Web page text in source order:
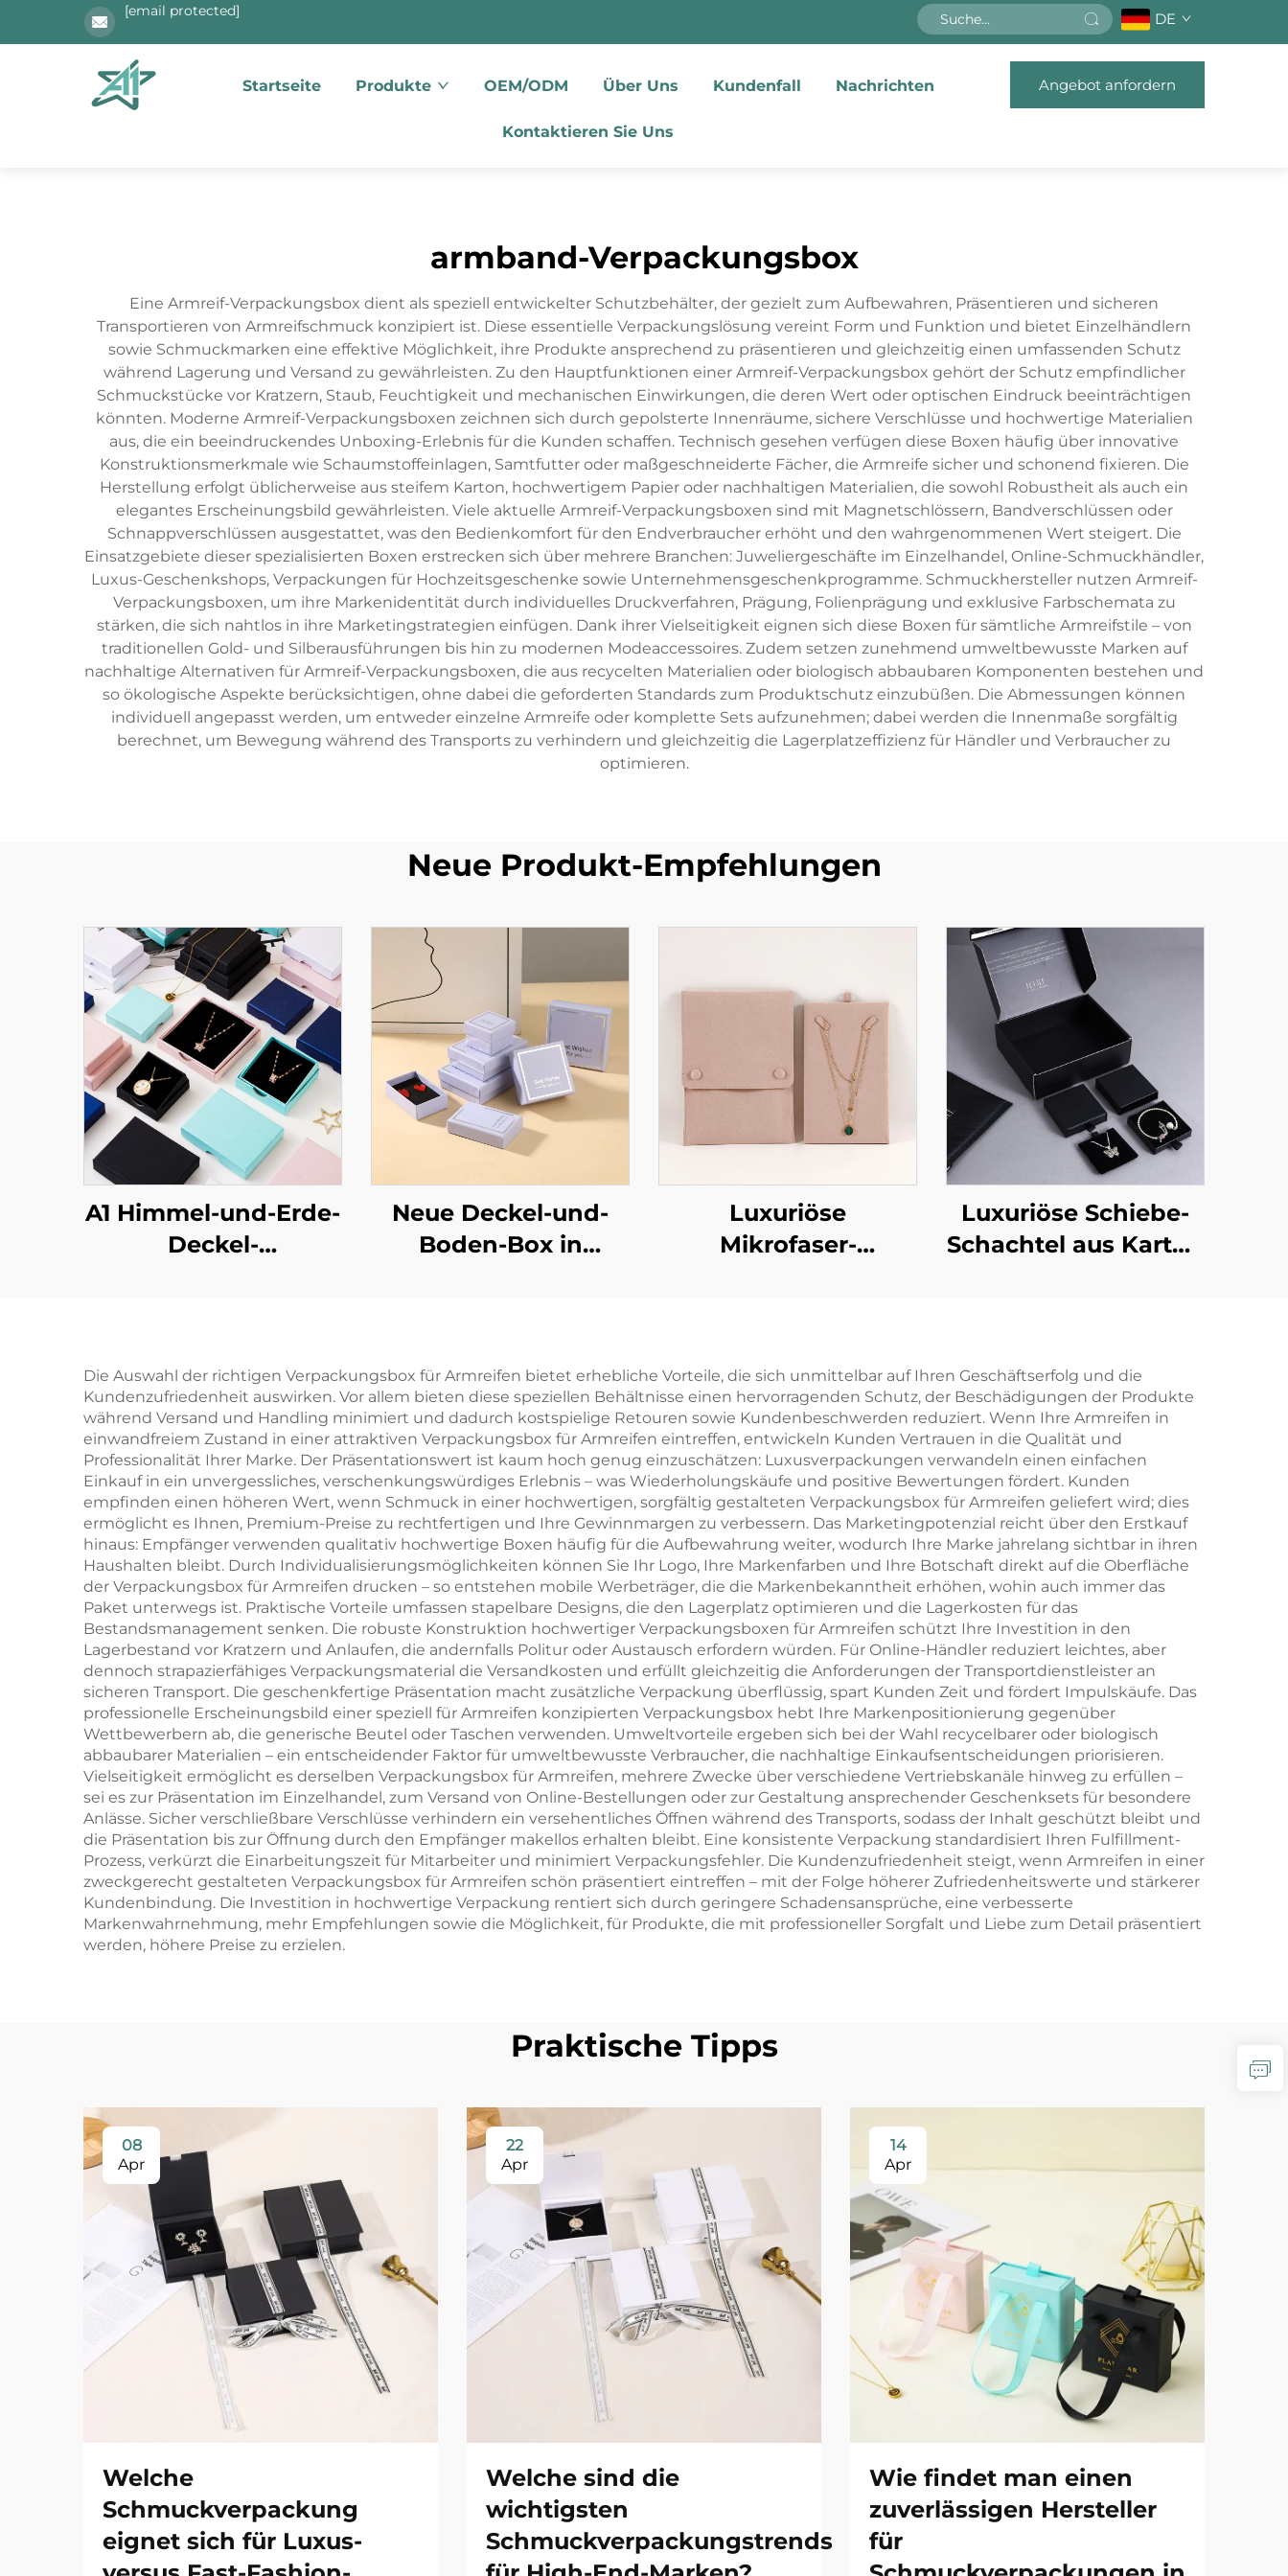
[email protected] DE
Startseite Produkte OEM/ODM Über Uns Kundenfall Nachrichten
Kontaktieren Sie Uns
Angebot anfordern
armband-Verpackungsbox
Eine Armreif-Verpackungsbox dient als speziell entwickelter Schutzbehälter, der gezielt zum Aufbewahren, Präsentieren und sicheren
Transportieren von Armreifschmuck konzipiert ist. Diese essentielle Verpackungslösung vereint Form und Funktion und bietet Einzelhändlern
sowie Schmuckmarken eine effektive Möglichkeit, ihre Produkte ansprechend zu präsentieren und gleichzeitig einen umfassenden Schutz
während Lagerung und Versand zu gewährleisten. Zu den Hauptfunktionen einer Armreif-Verpackungsbox gehört der Schutz empfindlicher
Schmuckstücke vor Kratzern, Staub, Feuchtigkeit und mechanischen Einwirkungen, die deren Wert oder optischen Eindruck beeinträchtigen
könnten. Moderne Armreif-Verpackungsboxen zeichnen sich durch gepolsterte Innenräume, sichere Verschlüsse und hochwertige Materialien
aus, die ein beeindruckendes Unboxing-Erlebnis für die Kunden schaffen. Technisch gesehen verfügen diese Boxen häufig über innovative
Konstruktionsmerkmale wie Schaumstoffeinlagen, Samtfutter oder maßgeschneiderte Fächer, die Armreife sicher und schonend fixieren. Die
Herstellung erfolgt üblicherweise aus steifem Karton, hochwertigem Papier oder nachhaltigen Materialien, die sowohl Robustheit als auch ein
elegantes Erscheinungsbild gewährleisten. Viele aktuelle Armreif-Verpackungsboxen sind mit Magnetschlössern, Bandverschlüssen oder
Schnappverschlüssen ausgestattet, was den Bedienkomfort für den Endverbraucher erhöht und den wahrgenommenen Wert steigert. Die
Einsatzgebiete dieser spezialisierten Boxen erstrecken sich über mehrere Branchen: Juweliergeschäfte im Einzelhandel, Online-Schmuckhändler,
Luxus-Geschenkshops, Verpackungen für Hochzeitsgeschenke sowie Unternehmensgeschenkprogramme. Schmuckhersteller nutzen Armreif-
Verpackungsboxen, um ihre Markenidentität durch individuelles Druckverfahren, Prägung, Folienprägung und exklusive Farbschemata zu
stärken, die sich nahtlos in ihre Marketingstrategien einfügen. Dank ihrer Vielseitigkeit eignen sich diese Boxen für sämtliche Armreifstile – von
traditionellen Gold- und Silberausführungen bis hin zu modernen Modeaccessoires. Zudem setzen zunehmend umweltbewusste Marken auf
nachhaltige Alternativen für Armreif-Verpackungsboxen, die aus recycelten Materialien oder biologisch abbaubaren Komponenten bestehen und
so ökologische Aspekte berücksichtigen, ohne dabei die geforderten Standards zum Produktschutz einzubüßen. Die Abmessungen können
individuell angepasst werden, um entweder einzelne Armreife oder komplette Sets aufzunehmen; dabei werden die Innenmaße sorgfältig
berechnet, um Bewegung während des Transports zu verhindern und gleichzeitig die Lagerplatzeffizienz für Händler und Verbraucher zu
optimieren.
Neue Produkt-Empfehlungen
A1 Himmel-und-Erde-
Deckel-
kundenspezifische
Größe und Form,
Artpapier-/Karton-
Material – punktuelle
Großhandelsverfügbarkeit
Neue Deckel-und-
Boden-Box in
Schmuckverpackungsbox
für Ringe und
Halsketten
Luxuriöse
Mikrofaser-
Karton-Einlage –
Schmuckbeutel für
Halsketten und
Armbänder mit
individuellem Logo
und Heißprägung
Luxuriöse Schiebe-
Schachtel aus Karton
Bandgriff zur
Verpackung von
Halsketten, Ringen,
Ohrringen und
Armbändern
Die Auswahl der richtigen Verpackungsbox für Armreifen bietet erhebliche Vorteile, die sich unmittelbar auf Ihren Geschäftserfolg und die
Kundenzufriedenheit auswirken. Vor allem bieten diese speziellen Behältnisse einen hervorragenden Schutz, der Beschädigungen der Produkte
während Versand und Handling minimiert und dadurch kostspielige Retouren sowie Kundenbeschwerden reduziert. Wenn Ihre Armreifen in
einwandfreiem Zustand in einer attraktiven Verpackungsbox für Armreifen eintreffen, entwickeln Kunden Vertrauen in die Qualität und
Professionalität Ihrer Marke. Der Präsentationswert ist kaum hoch genug einzuschätzen: Luxusverpackungen verwandeln einen einfachen
Einkauf in ein unvergessliches, verschenkungswürdiges Erlebnis – was Wiederholungskäufe und positive Bewertungen fördert. Kunden
empfinden einen höheren Wert, wenn Schmuck in einer hochwertigen, sorgfältig gestalteten Verpackungsbox für Armreifen geliefert wird; dies
ermöglicht es Ihnen, Premium-Preise zu rechtfertigen und Ihre Gewinnmargen zu verbessern. Das Marketingpotenzial reicht über den Erstkauf
hinaus: Empfänger verwenden qualitativ hochwertige Boxen häufig für die Aufbewahrung weiter, wodurch Ihre Marke jahrelang sichtbar in ihren
Haushalten bleibt. Durch Individualisierungsmöglichkeiten können Sie Ihr Logo, Ihre Markenfarben und Ihre Botschaft direkt auf die Oberfläche
der Verpackungsbox für Armreifen drucken – so entstehen mobile Werbeträger, die die Markenbekanntheit erhöhen, wohin auch immer das
Paket unterwegs ist. Praktische Vorteile umfassen stapelbare Designs, die den Lagerplatz optimieren und die Lagerkosten für das
Bestandsmanagement senken. Die robuste Konstruktion hochwertiger Verpackungsboxen für Armreifen schützt Ihre Investition in den
Lagerbestand vor Kratzern und Anlaufen, die andernfalls Politur oder Austausch erfordern würden. Für Online-Händler reduziert leichtes, aber
dennoch strapazierfähiges Verpackungsmaterial die Versandkosten und erfüllt gleichzeitig die Anforderungen der Transportdienstleister an
sicheren Transport. Die geschenkfertige Präsentation macht zusätzliche Verpackung überflüssig, spart Kunden Zeit und fördert Impulskäufe. Das
professionelle Erscheinungsbild einer speziell für Armreifen konzipierten Verpackungsbox hebt Ihre Markenpositionierung gegenüber
Wettbewerbern ab, die generische Beutel oder Taschen verwenden. Umweltvorteile ergeben sich bei der Wahl recycelbarer oder biologisch
abbaubarer Materialien – ein entscheidender Faktor für umweltbewusste Verbraucher, die nachhaltige Einkaufsentscheidungen priorisieren.
Vielseitigkeit ermöglicht es derselben Verpackungsbox für Armreifen, mehrere Zwecke über verschiedene Vertriebskanäle hinweg zu erfüllen –
sei es zur Präsentation im Einzelhandel, zum Versand von Online-Bestellungen oder zur Gestaltung ansprechender Geschenksets für besondere
Anlässe. Sicher verschließbare Verschlüsse verhindern ein versehentliches Öffnen während des Transports, sodass der Inhalt geschützt bleibt und
die Präsentation bis zur Öffnung durch den Empfänger makellos erhalten bleibt. Eine konsistente Verpackung standardisiert Ihren Fulfillment-
Prozess, verkürzt die Einarbeitungszeit für Mitarbeiter und minimiert Verpackungsfehler. Die Kundenzufriedenheit steigt, wenn Armreifen in einer
zweckgerecht gestalteten Verpackungsbox für Armreifen schön präsentiert eintreffen – mit der Folge höherer Zufriedenheitswerte und stärkerer
Kundenbindung. Die Investition in hochwertige Verpackung rentiert sich durch geringere Schadensansprüche, eine verbesserte
Markenwahrnehmung, mehr Empfehlungen sowie die Möglichkeit, für Produkte, die mit professioneller Sorgfalt und Liebe zum Detail präsentiert
werden, höhere Preise zu erzielen.
Praktische Tipps
08
Apr
Welche
Schmuckverpackung
eignet sich für Luxus-
22
Apr
Welche sind die
wichtigsten
Schmuckverpackungstrends
14
Apr
Wie findet man einen
zuverlässigen Hersteller
für